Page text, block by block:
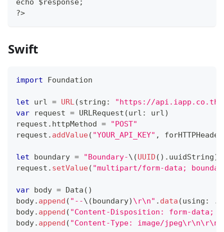
echo $response;
?>
Swift
import Foundation
let url = URL(string :
"https://api.iapp.co.th/
var request = URLRequest (url : url)
request . httpMethod =
"POST"
request . addValue( "YOUR_API_KEY" ,
let boundary = "Boundary-\(UUID ( ) . uuidString)
request . setValue( "multipart/form-data;
var body = Data ( )
body. append ( "--\(boundary) \r\n" . data (using : .
body. append ( "Content-Disposition: form-
body. append ( "Content-Type: image/jpeg\r\n\r\n"